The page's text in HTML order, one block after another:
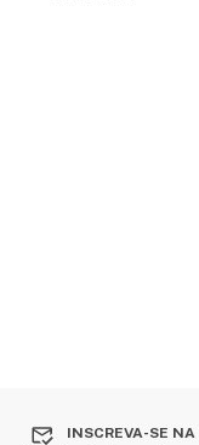
INSCREVA-SE